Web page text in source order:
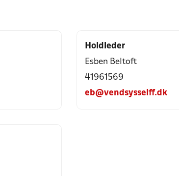
Holdleder
Esben Beltoft
41961569
eb@vendsysselff.dk